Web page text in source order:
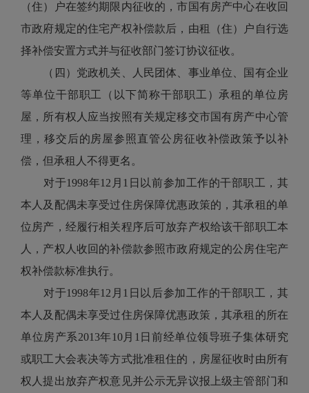
（住）户在签约期限内征收的，市国有房产中心在收回
市政府规定的住宅产权补偿款后，由租（住）户自行选
择补偿安置方式并与征收部门签订协议征收。
（四）党政机关、人民团体、事业单位、国有企业
等单位干部职工（以下简称干部职工）承租的单位房
屋，所有权人应当按照有关规定移交市国有房产中心管
理，移交后的房屋参照直管公房征收补偿政策予以补
偿，但承租人不得更名。
对于1998年12月1日以前参加工作的干部职工，其
本人及配偶未享受过住房保障优惠政策的，其承租的单
位房产，经履行相关程序后可放弃产权给该干部职工本
人，产权人收回的补偿款参照市政府规定的公房住宅产
权补偿款标准执行。
对于1998年12月1日以后参加工作的干部职工，其
本人及配偶未享受过住房保障优惠政策，其承租的所在
单位房产系2013年10月1日前经单位领导班子集体研究
或职工大会表决等方式批准租住的，房屋征收时由所有
权人提出放弃产权意见并公示无异议报上级主管部门和